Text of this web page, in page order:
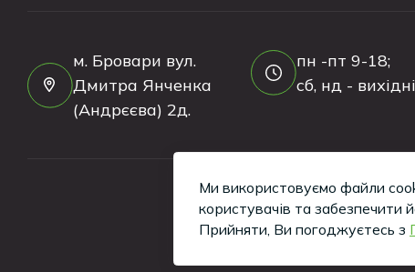
м. Бровари вул.
Дмитра Янченка
(Андрєєва) 2д.
пн -пт 9-18;
сб, нд - вихідні
Ми використовуємо файли
користувачів та забезпечити
Прийняти, Ви погоджуєтесь з